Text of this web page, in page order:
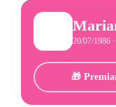
20/07/1986
🎁